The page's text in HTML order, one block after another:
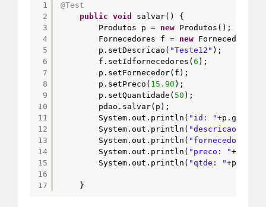
1
2
3
4
5
6
7
8
9
10
11
12
13
14
15
16
17
@Test
public void
salvar() {
Produtos p = new Produtos();
Fornecedores f = new
p.setDescricao( "Teste12" );
f.setIdfornecedores( 6 );
p.setFornecedor(f);
p.setPreco( 15.90 );
p.setQuantidade( 50 );
pdao.salvar(p);
System.out.println( "id: "
System.out.println( "descricao:"
System.out.println( "fornecedor: "
System.out.println( "preco: "
System.out.println( "qtde: "
}